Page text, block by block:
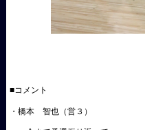
■コメント
・橋本 智也（営３）